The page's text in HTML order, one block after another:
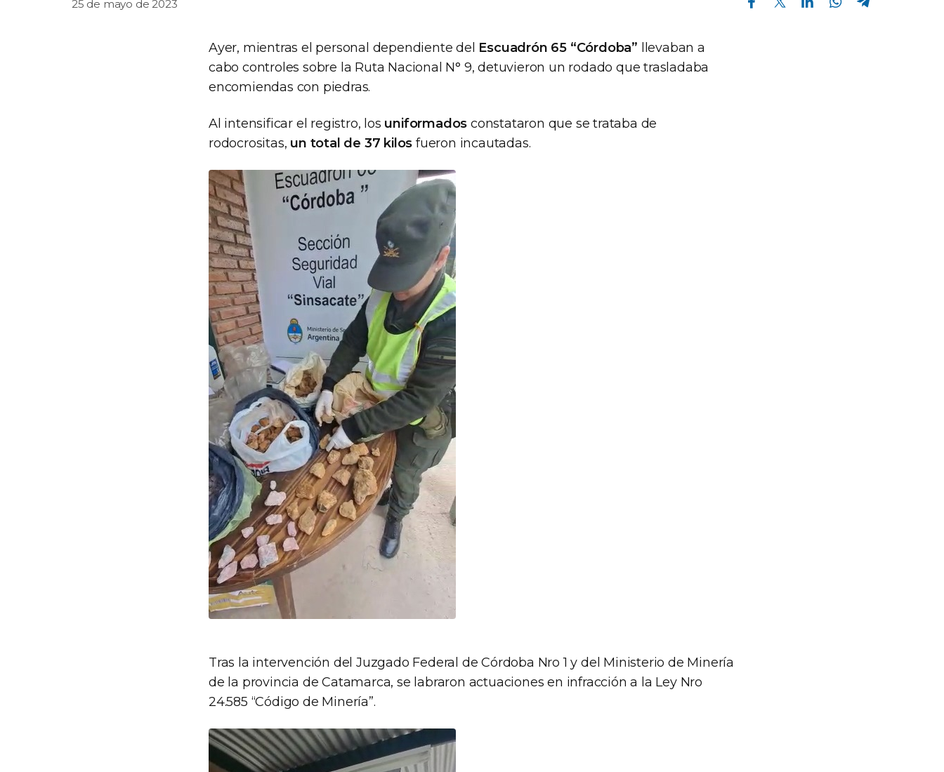
25 de mayo de 2023
Ayer, mientras el personal dependiente del Escuadrón 65 “Córdoba” llevaban a
cabo controles sobre la Ruta Nacional N° 9, detuvieron un rodado que trasladaba
encomiendas con piedras.
Al intensificar el registro, los uniformados constataron que se trataba de
rodocrositas, un total de 37 kilos fueron incautadas.
Tras la intervención del Juzgado Federal de Córdoba Nro 1 y del Ministerio de Minería
de la provincia de Catamarca, se labraron actuaciones en infracción a la Ley Nro
24.585 “Código de Minería”.